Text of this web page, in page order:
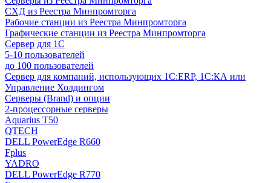
СХД из Реестра Минпромторга
Рабочие станции из Реестра Минпромторга
Графические станции из Реестра Минпромторга
Сервер для 1С
5-10 пользователей
до 100 пользователей
Сервер для компаний, использующих 1C:ERP, 1С:КА или
Управление Холдингом
Серверы (Brand) и опции
2-процессорные серверы
Aquarius T50
QTECH
DELL PowerEdge R660
Fplus
YADRO
DELL PowerEdge R770